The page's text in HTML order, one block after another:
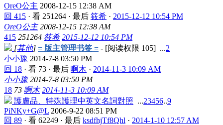
OreO公主 2008-12-15 12:38 AM
回 415 · 看 251264 · 最后 筱希 · 2015-12-12 10:54 PM
OreO公主 2008-12-15 12:38 AM
415 251264 筱希 2015-12-12 10:54 PM
[其他] = 版主管理书签 = - [阅读权限 105] ...2
小小豫 2014-7-8 03:50 PM
回 18 · 看 73 · 最后 啊木 · 2014-11-3 10:09 AM
小小豫 2014-7-8 03:50 PM
18 73 啊木 2014-11-3 10:09 AM
護膚品、特殊護理中英文名詞對照 ...23456..9
PiNKy+G@L 2006-9-22 08:51 PM
回 89 · 看 62249 · 最后 ksdfhjTf8Qhl · 2014-1-10 12:57 AM